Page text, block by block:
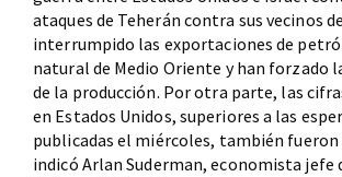
ataques de Teherán contra sus vecinos
interrumpido las exportaciones de
natural de Medio Oriente y han forzado
de la producción. Por otra parte, las
en Estados Unidos, superiores a las
publicadas el miércoles, también
indicó Arlan Suderman, economista jefe